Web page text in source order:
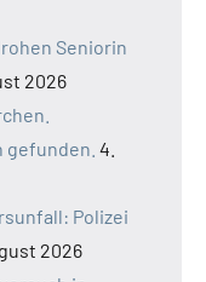
Seniorin
2026
gefunden. 4.
Polizei
2026